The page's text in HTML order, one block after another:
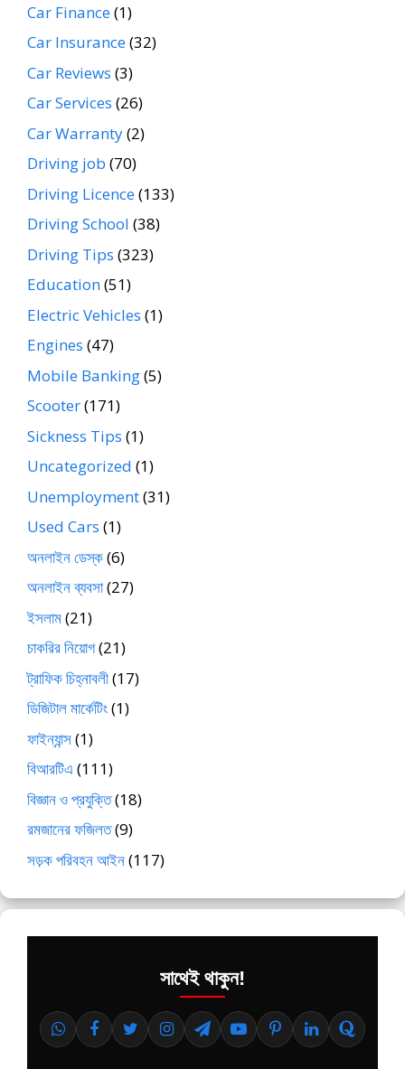
Car Finance(1)
Car Insurance(32)
Car Reviews (3)
Car Services (26)
Car Warranty(2)
Driving job (70)
Driving Licence(133)
Driving School (38)
Driving Tips (323)
Education(51)
Electric Vehicles (1)
Engines (47)
Mobile Banking(5)
Scooter(171)
Sickness Tips (1)
Uncategorized (1)
Unemployment(31)
Used Cars (1)
অনলাইন ডেস্ক(6)
অনলাইন ব্যবসা(27)
ইসলাম(21)
চাকরির নিয়োগ(21)
ট্রাফিক চিহ্নাবলী(17)
ডিজিটাল মার্কেটিং(1)
ফাইন্যান্স(1)
বিআরটিএ (111)
বিজ্ঞান ও প্রযুক্তি(18)
রমজানের ফজিলত(9)
সড়ক পরিবহন আইন(117)
সাথেই থাকুন!